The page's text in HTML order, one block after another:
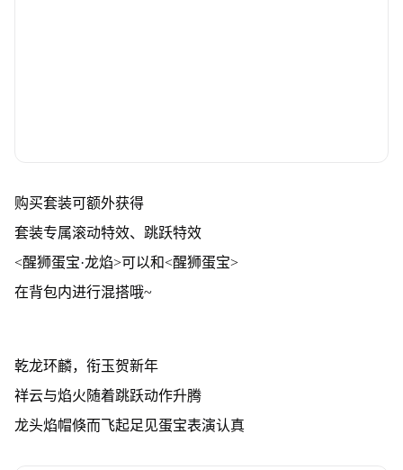
购买套装可额外获得
套装专属滚动特效、跳跃特效
<醒狮蛋宝·龙焰>可以和<醒狮蛋宝>
在背包内进行混搭哦~
乾龙环麟，衔玉贺新年
祥云与焰火随着跳跃动作升腾
龙头焰帽倏而飞起足见蛋宝表演认真